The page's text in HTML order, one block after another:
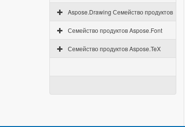
Aspose.Drawing Семейство продуктов
Семейство продуктов Aspose.Font
Семейство продуктов Aspose.TeX